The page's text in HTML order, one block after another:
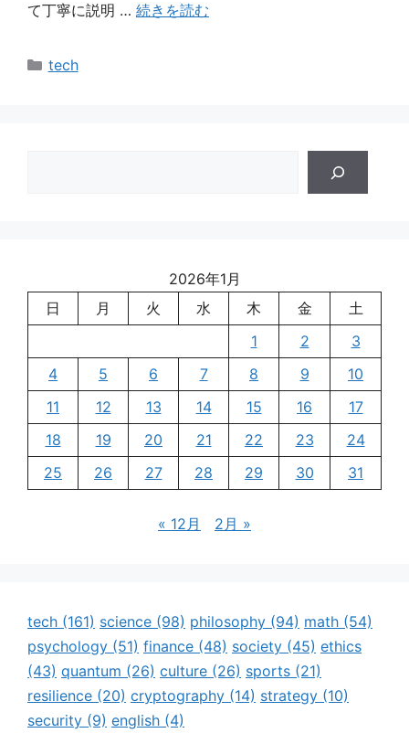
て丁寧に説明 … 続きを読む
カ
tech
2026年1月
日
月 火 水 木 金
土
1
2
3
4
5 6 7 8 9
10
11
12 13 14 15 16
17
18
19 20 21 22 23
24
25
26 27 28 29 30 31
« 12月 2月 »
tech (161) science (98) philosophy (94) math (54)
psychology (51) finance (48) society (45) ethics
(43) quantum (26) culture (26) sports (21)
resilience (20) cryptography (14) strategy (10)
security (9) english (4)